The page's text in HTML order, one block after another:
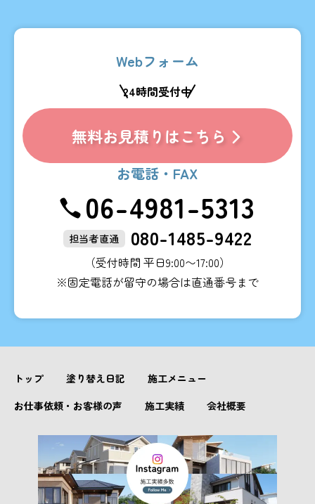
お電話・FAX
06-4981-5313
担当者直通 080-1485-9422
（受付時間 平日9:00〜17:00）
※固定電話が留守の場合は直通番号まで
Webフォーム
24時間受付中
無料お見積りはこちら
トップ 塗り替え日記
施工メニュー
お仕事依頼・お客様の声
施工実績 会社概要